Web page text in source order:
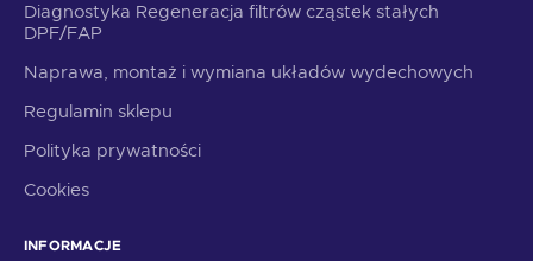
Diagnostyka Regeneracja filtrów cząstek stałych
DPF/FAP
Naprawa, montaż i wymiana układów wydechowych
Regulamin sklepu
Polityka prywatności
Cookies
INFORMACJE